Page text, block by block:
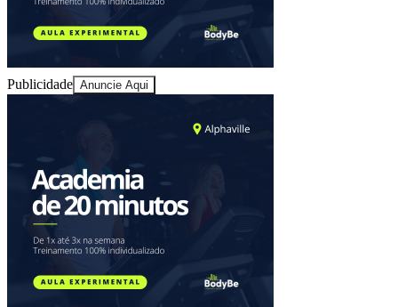
Vitória
Publicidade Anuncie Aqui